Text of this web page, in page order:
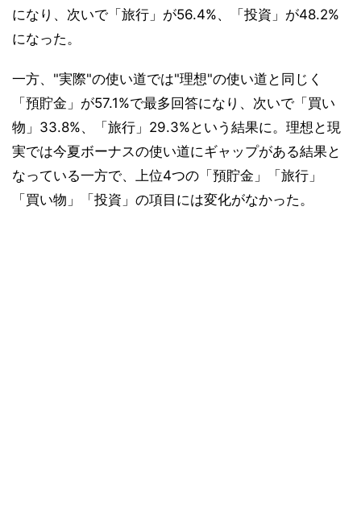
になり、次いで「旅行」が56.4%、「投資」が48.2%
になった。
一方、"実際"の使い道では"理想"の使い道と同じく
「預貯金」が57.1%で最多回答になり、次いで「買い
物」33.8%、「旅行」29.3%という結果に。理想と現
実では今夏ボーナスの使い道にギャップがある結果と
なっている一方で、上位4つの「預貯金」「旅行」
「買い物」「投資」の項目には変化がなかった。